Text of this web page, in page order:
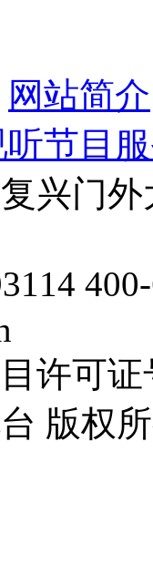
网站简介
节目
兴门
许可证
版权